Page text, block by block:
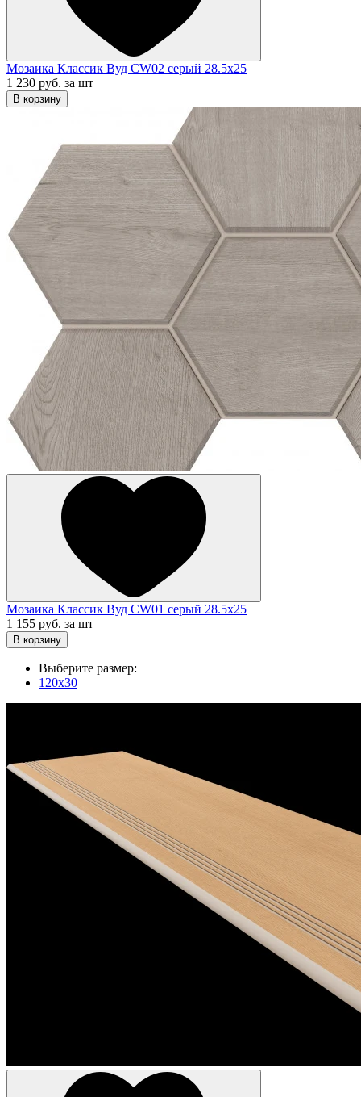
Мозаика Классик Вуд CW02 серый 28.5x25
1 230 руб. за шт
В корзину
Мозаика Классик Вуд CW01 серый 28.5x25
1 155 руб. за шт
В корзину
Выберите размер:
120x30